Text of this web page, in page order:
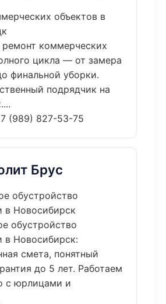
объектов в
коммерческих
цикла — от замера
финальной уборки.
подрядчик на
(989) 827-53-75
Брус
обустройство
в Новосибирск
обустройство
в Новосибирск:
смета, понятный
до 5 лет. Работаем
с юрлицами и